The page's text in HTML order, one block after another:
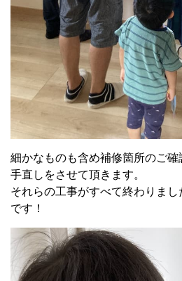
細かなものも含め補修箇所のご
手直しをさせて頂きます。
それらの工事がすべて終わりま
です！